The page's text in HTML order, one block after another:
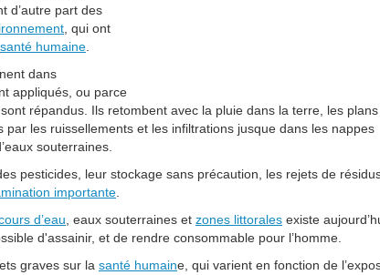
d’autre part des
, qui ont
santé humaine
dans
appliqués, ou parce
répandus. Ils retombent avec la pluie dans la terre, les plans
par les ruissellements et les infiltrations jusque dans les nappes
souterraines.
pesticides, leur stockage sans précaution, les rejets de
importante
d’eau , eaux souterraines et zones littorales existe
d'assainir, et de rendre consommable pour l’homme.
graves sur la santé humaine, qui varient en fonction de